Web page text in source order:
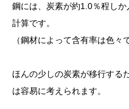
鋼には、炭素が約1.0％程し
計算です。
（鋼材によって含有率は色
ほんの少しの炭素が移行する
は容易に考えられます。